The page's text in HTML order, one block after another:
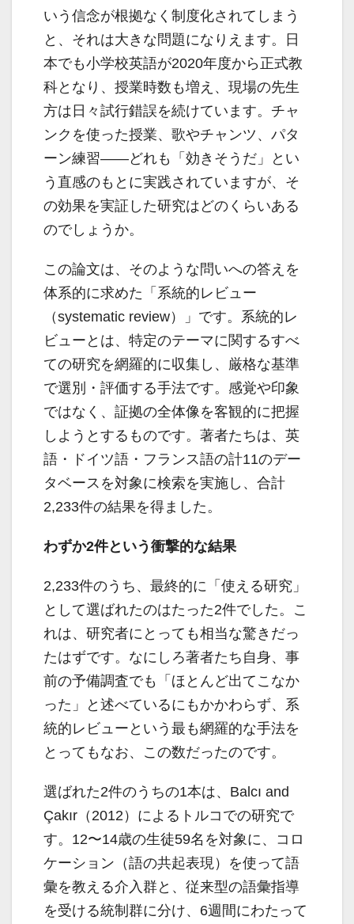
いう信念が根拠なく制度化されてしまう
と、それは大きな問題になりえます。日
本でも小学校英語が2020年度から正式教
科となり、授業時数も増え、現場の先生
方は日々試行錯誤を続けています。チャ
ンクを使った授業、歌やチャンツ、パタ
ーン練習――どれも「効きそうだ」とい
う直感のもとに実践されていますが、そ
の効果を実証した研究はどのくらいある
のでしょうか。
この論文は、そのような問いへの答えを
体系的に求めた「系統的レビュー
（systematic review）」です。系統的レ
ビューとは、特定のテーマに関するすべ
ての研究を網羅的に収集し、厳格な基準
で選別・評価する手法です。感覚や印象
ではなく、証拠の全体像を客観的に把握
しようとするものです。著者たちは、英
語・ドイツ語・フランス語の計11のデー
タベースを対象に検索を実施し、合計
2,233件の結果を得ました。
わずか2件という衝撃的な結果
2,233件のうち、最終的に「使える研究」
として選ばれたのはたった2件でした。こ
れは、研究者にとっても相当な驚きだっ
たはずです。なにしろ著者たち自身、事
前の予備調査でも「ほとんど出てこなか
った」と述べているにもかかわらず、系
統的レビューという最も網羅的な手法を
とってもなお、この数だったのです。
選ばれた2件のうちの1本は、Balcı and
Çakır（2012）によるトルコでの研究で
す。12〜14歳の生徒59名を対象に、コロ
ケーション（語の共起表現）を使って語
彙を教える介入群と、従来型の語彙指導
を受ける統制群に分け、6週間にわたって